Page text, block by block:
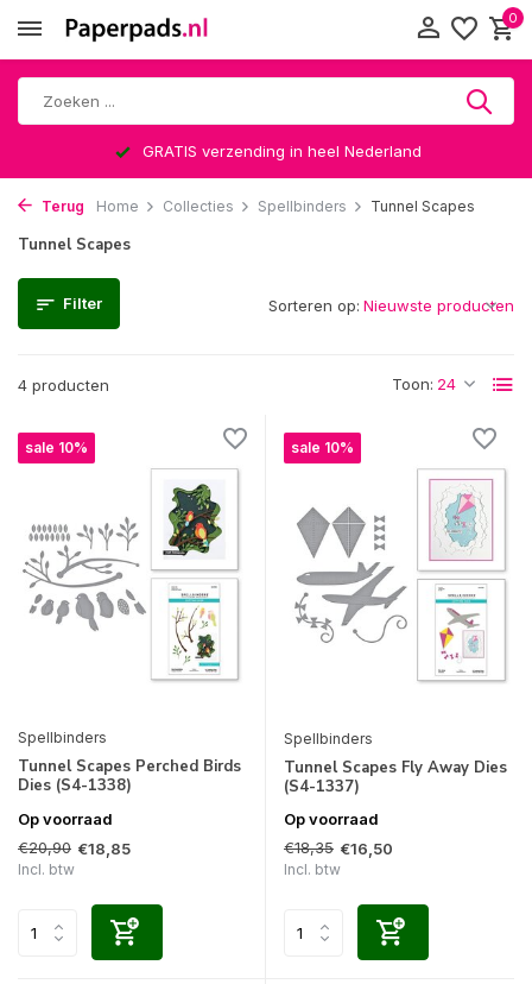
0
GRATIS verzending in heel Nederland
Terug Home Collecties Spellbinders Tunnel Scapes
Tunnel Scapes
Filter
4 producten Toon:
Sorteren op:
sale 10%
Spellbinders
Tunnel Scapes Perched Birds
Dies (S4-1338)
Op voorraad
€20,90 €18,85
Incl. btw
sale 10%
Spellbinders
Tunnel Scapes Fly Away Dies
(S4-1337)
Op voorraad
€18,35 €16,50
Incl. btw